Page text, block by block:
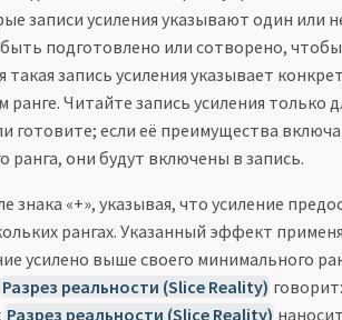
записи усиления указывают один или
подготовлено или сотворено,
запись усиления указывает
Читайте запись усиления только
готовите; если её преимущества
ранга, они будут включены в запись.
знака «+», указывая, что усиление
рангах. Указанный эффект
усилено выше своего минимального
Разрез реальности (Slice Reality)
Разрез реальности (Slice Reality)